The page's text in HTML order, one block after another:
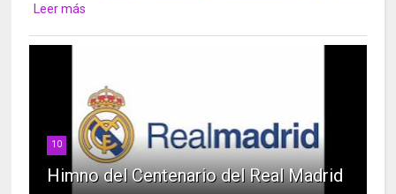
Leer más
10
Himno del Centenario del Real Madrid